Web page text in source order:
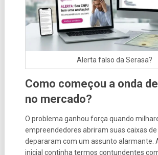
Alerta falso da Serasa?
Como começou a onda
no mercado?
O problema ganhou força quando
empreendedores abriram suas caixas
depararam com um assunto alarmante.
inicial continha termos contundentes